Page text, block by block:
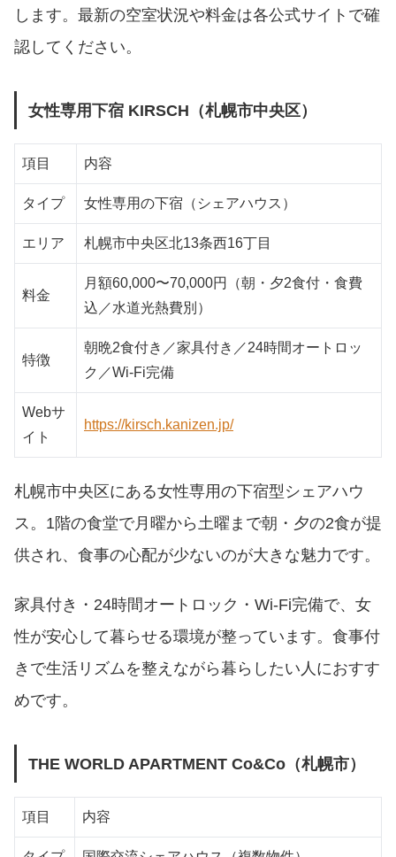
します。最新の空室状況や料金は各公式サイトで確
認してください。
女性専用下宿 KIRSCH（札幌市中央区）
項目 内容
タイプ 女性専用の下宿（シェアハウス）
エリア 札幌市中央区北13条西16丁目
料金
月額60,000〜70,000円（朝・夕2食付・食費
込／水道光熱費別）
特徴
朝晩2食付き／家具付き／24時間オートロッ
ク／Wi-Fi完備
Webサ
イト
https://kirsch.kanizen.jp/
札幌市中央区にある女性専用の下宿型シェアハウ
ス。1階の食堂で月曜から土曜まで朝・夕の2食が提
供され、食事の心配が少ないのが大きな魅力です。
家具付き・24時間オートロック・Wi-Fi完備で、女
性が安心して暮らせる環境が整っています。食事付
きで生活リズムを整えながら暮らしたい人におすす
めです。
THE WORLD APARTMENT Co&Co（札幌市）
項目 内容